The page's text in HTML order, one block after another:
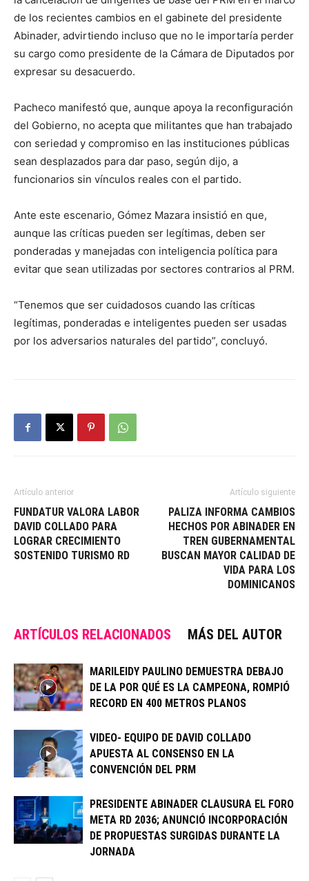
de los recientes cambios en el gabinete del presidente
Abinader, advirtiendo incluso que no le importaría perder
su cargo como presidente de la Cámara de Diputados por
expresar su desacuerdo.
Pacheco manifestó que, aunque apoya la reconfiguración
del Gobierno, no acepta que militantes que han trabajado
con seriedad y compromiso en las instituciones públicas
sean desplazados para dar paso, según dijo, a
funcionarios sin vínculos reales con el partido.
Ante este escenario, Gómez Mazara insistió en que,
aunque las críticas pueden ser legítimas, deben ser
ponderadas y manejadas con inteligencia política para
evitar que sean utilizadas por sectores contrarios al PRM.
“Tenemos que ser cuidadosos cuando las críticas
legítimas, ponderadas e inteligentes pueden ser usadas
por los adversarios naturales del partido”, concluyó.
Artículo anterior
FUNDATUR VALORA LABOR
DAVID COLLADO PARA
LOGRAR CRECIMIENTO
SOSTENIDO TURISMO RD
Artículo siguiente
PALIZA INFORMA CAMBIOS
HECHOS POR ABINADER EN
TREN GUBERNAMENTAL
BUSCAN MAYOR CALIDAD DE
VIDA PARA LOS
DOMINICANOS
ARTÍCULOS RELACIONADOS MÁS DEL AUTOR
MARILEIDY PAULINO DEMUESTRA DEBAJO
DE LA POR QUÉ ES LA CAMPEONA, ROMPIÓ
RECORD EN 400 METROS PLANOS
VIDEO- EQUIPO DE DAVID COLLADO
APUESTA AL CONSENSO EN LA
CONVENCIÓN DEL PRM
PRESIDENTE ABINADER CLAUSURA EL FORO
META RD 2036; ANUNCIÓ INCORPORACIÓN
DE PROPUESTAS SURGIDAS DURANTE LA
JORNADA